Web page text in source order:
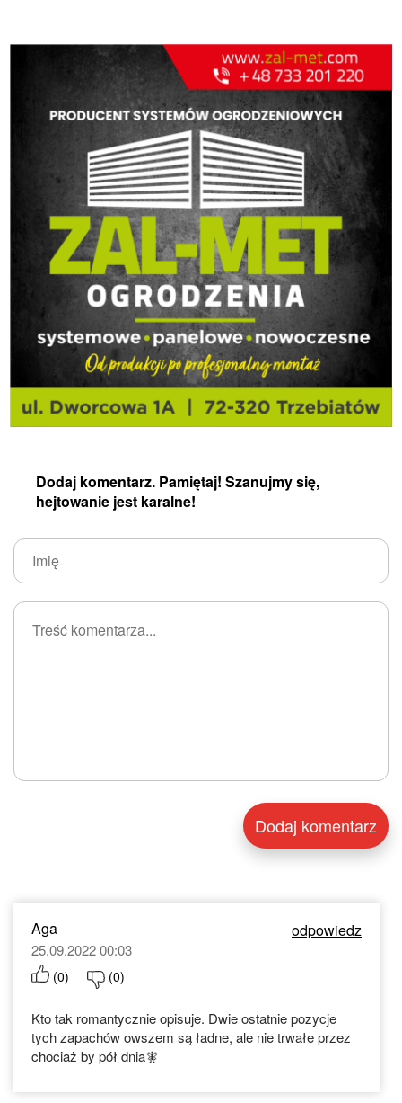
Dodaj komentarz. Pamiętaj! Szanujmy się,
hejtowanie jest karalne!
Aga odpowiedz
25.09.2022 00:03
(0) (0)
Kto tak romantycznie opisuje. Dwie ostatnie pozycje
tych zapachów owszem są ładne, ale nie trwałe przez
chociaż by pół dnia🧚